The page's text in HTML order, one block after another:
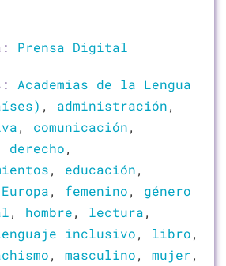
Prensa Digital
Academias de la Lengua
, administración,
, comunicación,
derecho,
, educación,
Europa, femenino, género
, hombre, lectura,
inclusivo, libro,
, masculino, mujer,